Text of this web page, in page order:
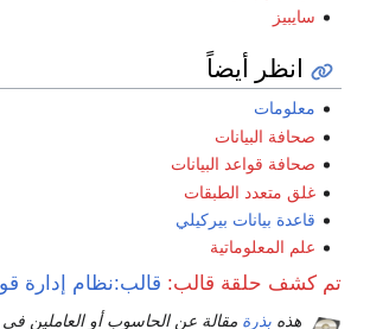
سايبيز
انظر أيضاً
معلومات
صحافة البيانات
صحافة قواعد البيانات
غلق متعدد الطبقات
قاعدة بيانات بيركيلي
علم المعلوماتية
تم كشف حلقة قالب: قالب:نظام إدارة
هذه بذرة مقالة عن الحاسوب أو العاملين في